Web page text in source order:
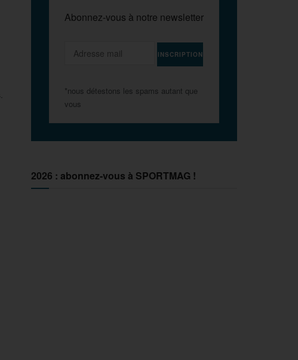
Abonnez-vous à notre newsletter
*nous détestons les spams autant que
vous
2026 : abonnez-vous à SPORTMAG !